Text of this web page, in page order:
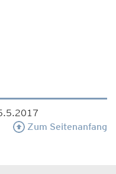
Zum Seitenanfang